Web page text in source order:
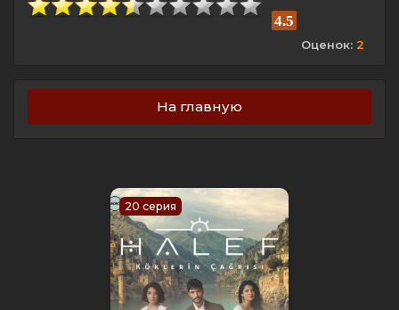
4.5
Оценок: 2
На главную
20 серия